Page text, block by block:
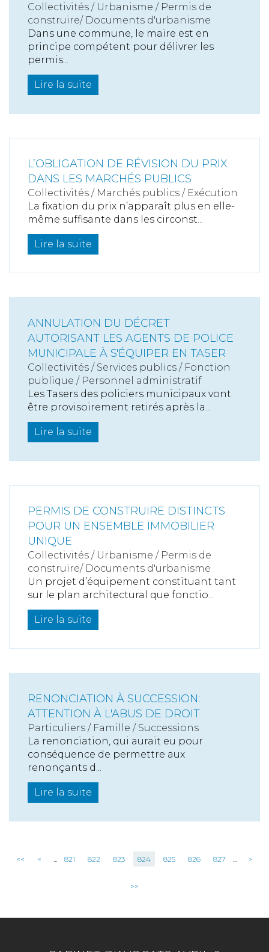
Collectivités / Urbanisme / Permis de
construire/ Documents d'urbanisme
Dans une commune, le maire est en
principe compétent pour délivrer les
permis...
Lire la suite
L’OBLIGATION DE RÉVISION DU PRIX
DANS LES MARCHÉS PUBLICS
Collectivités / Marchés publics / Exécution
La fixation du prix n’apparaît plus en elle-
même suffisante dans les circonst...
Lire la suite
ANNULATION DU DÉCRET
AUTORISANT LES AGENTS DE POLICE
MUNICIPALE À S'ÉQUIPER EN TASER
Collectivités / Services publics / Fonction
publique / Personnel administratif
Les Tasers des policiers municipaux vont
être provisoirement retirés après la...
Lire la suite
PERMIS DE CONSTRUIRE DISTINCTS
POUR UN ENSEMBLE IMMOBILIER
UNIQUE
Collectivités / Urbanisme / Permis de
construire/ Documents d'urbanisme
Un projet d’équipement constituant tant
sur le plan architectural que fonctio...
Lire la suite
RENONCIATION À SUCCESSION:
ATTENTION À L'ABUS DE DROIT
Particuliers / Famille / Successions
La renonciation, qui aurait eu pour
conséquence de permettre aux
renonçants d...
Lire la suite
<< < ... 821 822 823 824 825 826 827 ... >
>>